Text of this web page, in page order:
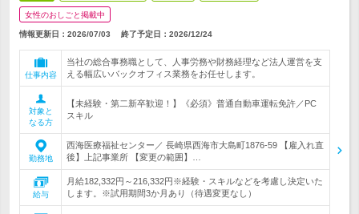
女性のおしごと掲載中
情報更新日：2026/07/03 終了予定日： 2026/12/24
仕事内容
当社の総合事務職として、人事労務や財務経理など法人運営を支
える幅広いバックオフィス業務をお任せします。
対象と
なる方
【未経験・第二新卒歓迎！】《必須》普通自動車運転免許／PC
スキル
勤務地
西海医療福祉センター／ 長崎県西海市大島町1876-59 【雇入れ直
後】上記事業所 【変更の範囲】…
給与
月給182,332円～216,332円※経験・スキルなどを考慮し決定いた
します。※試用期間3か月あり（待遇変更なし）